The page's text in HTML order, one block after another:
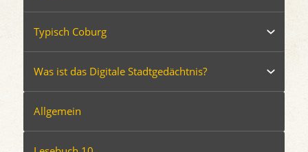
Typisch Coburg
Was ist das Digitale Stadtgedächtnis?
Allgemein